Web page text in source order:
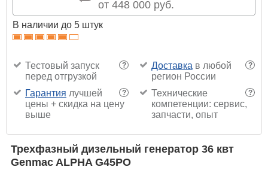
от 448 000 руб.
В наличии до 5 штук
?
Тестовый запуск
перед отгрузкой
?
Доставка в любой
регион России
?
Гарантия лучшей
цены + скидка на цену
выше
?
Технические
компетенции: сервис,
запчасти, опыт
Трехфазный дизельный генератор 36 квт
Genmac ALPHA G45PO